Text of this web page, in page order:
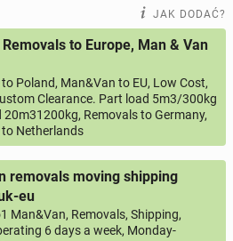
JAK DODAĆ?
Removals to Europe, Man & Van
Poland, Man&Van to EU, Low Cost,
Clearance. Part load 5m3/300kg
20m31200kg, Removals to Germany,
to Netherlands
removals moving shipping
eu
Man&Van, Removals, Shipping,
6 days a week, Monday-